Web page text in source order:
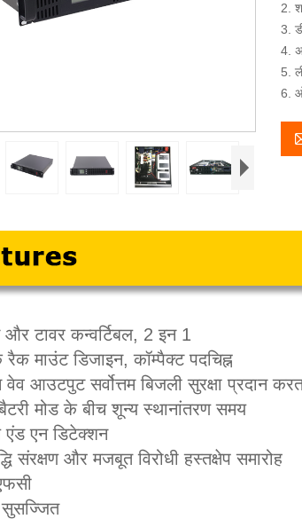
2.
3.
4.
5.
6.
टावर कन्वर्टिबल, 2 इन 1
माउंट डिजाइन, कॉम्पैक्ट पदचिह्न
आउटपुट सर्वोत्तम बिजली सुरक्षा प्रदान
मोड के बीच शून्य स्थानांतरण समय
एन डिटेक्शन
संरक्षण और मजबूत विरोधी हस्तक्षेप समारोह